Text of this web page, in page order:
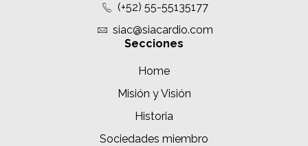
(+52) 55-55135177
siac@siacardio.com
Secciones
Home
Misión y Visión
Historia
Sociedades miembro